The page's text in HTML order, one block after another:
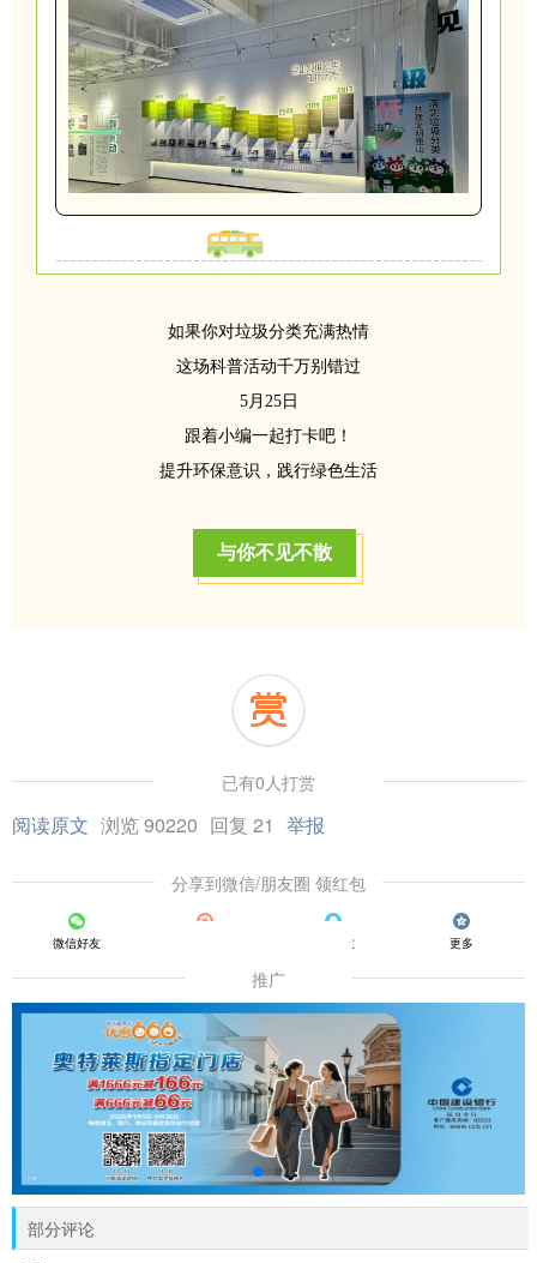
如果你对垃圾分类充满热情
这场科普活动千万别错过
5月25日
跟着小编一起打卡吧！
提升环保意识，践行绿色生活
与你不见不散
已有0人打赏
阅读原文 浏览 90220 回复 21 举报
分享到微信/朋友圈 领红包
微信好友 QQ好友 更多
推广
部分评论